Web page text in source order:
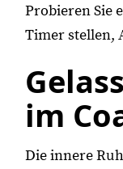
Probieren Sie
Timer stellen,
im
Die innere